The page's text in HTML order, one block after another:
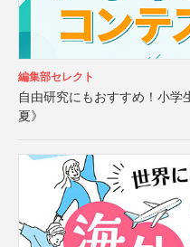
編集部セレクト
自由研究にもおすすめ！小学
夏》